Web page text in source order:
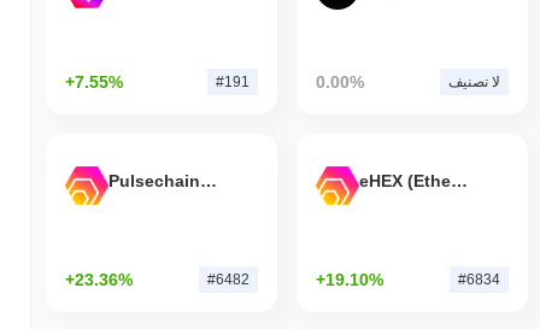
+7.55% #191 0.00% لا تصنيف
Pulsechain Bridged HEX (Pulsechain)
+23.36% #6482
eHEX (Ethereum)
+19.10% #6834